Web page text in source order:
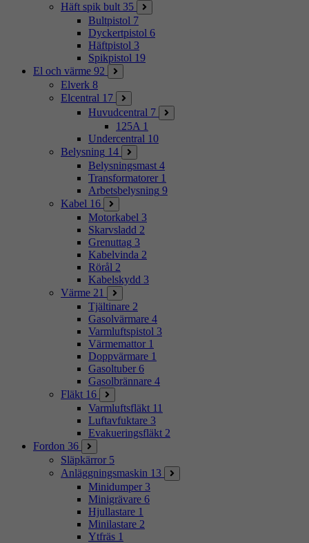
Häft spik bult 35
Bultpistol 7
Dyckertpistol 6
Häftpistol 3
Spikpistol 19
El och värme 92
Elverk 8
Elcentral 17
Huvudcentral 7
125A 1
Undercentral 10
Belysning 14
Belysningsmast 4
Transformatorer 1
Arbetsbelysning 9
Kabel 16
Motorkabel 3
Skarvsladd 2
Grenuttag 3
Kabelvinda 2
Rörål 2
Kabelskydd 3
Värme 21
Tjältinare 2
Gasolvärmare 4
Varmluftspistol 3
Värmemattor 1
Doppvärmare 1
Gasoltuber 6
Gasolbrännare 4
Fläkt 16
Varmluftsfläkt 11
Luftavfuktare 3
Evakueringsfläkt 2
Fordon 36
Släpkärror 5
Anläggningsmaskin 13
Minidumper 3
Minigrävare 6
Hjullastare 1
Minilastare 2
Ytfräs 1